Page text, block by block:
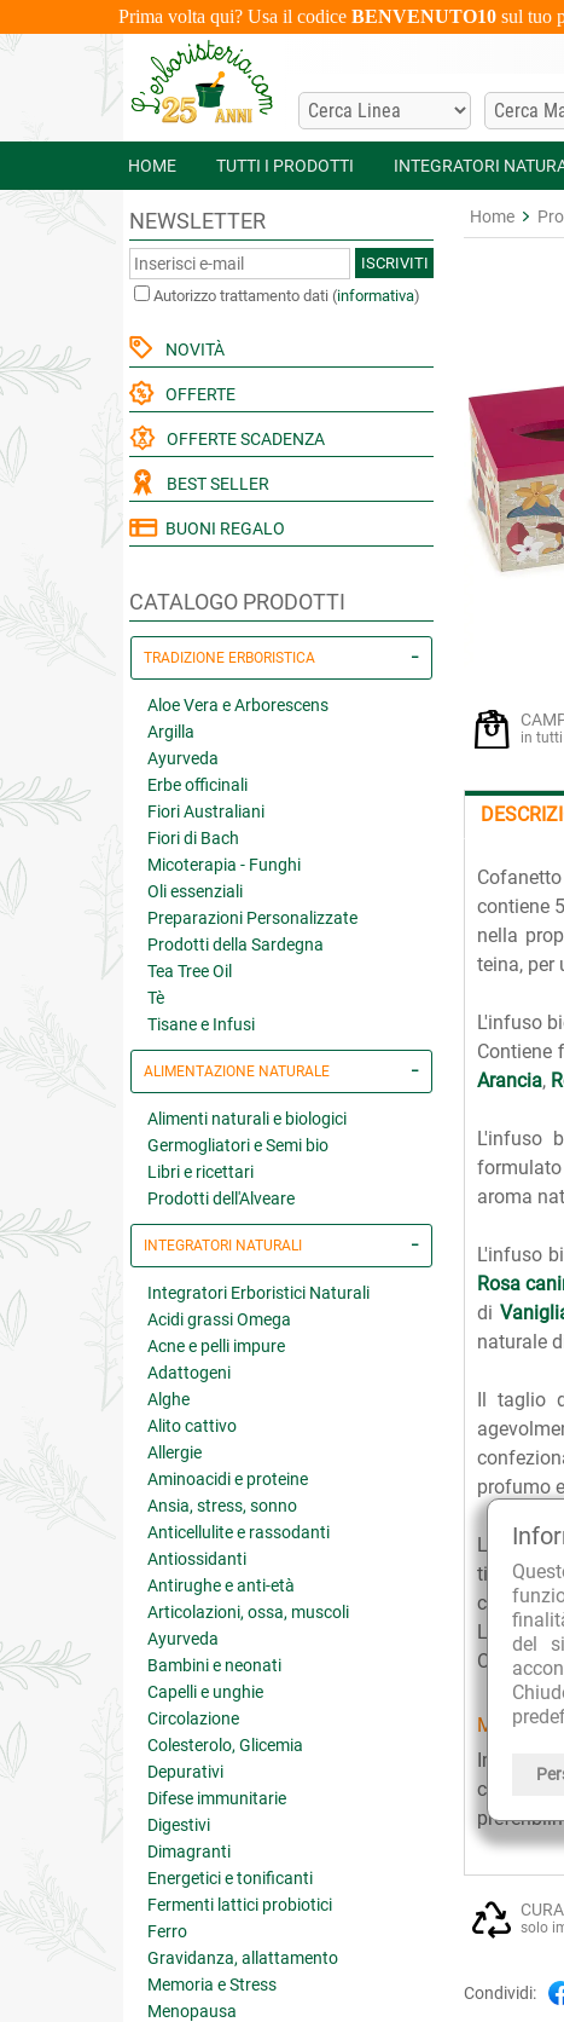
del
Prima volta qui? Usa il codice BENVENUTO10sul tuo
HOME TUTTI I PRODOTTI INTEGRATORI
NEWSLETTER
ISCRIVITI
Autorizzo trattamento dati (informativa)
NOVITÀ
OFFERTE
OFFERTE SCADENZA
BEST SELLER
BUONI REGALO
CATALOGO PRODOTTI
TRADIZIONE ERBORISTICA
Aloe Vera e Arborescens
Argilla
Ayurveda
Erbe officinali
Fiori Australiani
Fiori di Bach
Micoterapia - Funghi
Oli essenziali
Preparazioni Personalizzate
Prodotti della Sardegna
Tea Tree Oil
Tè
Tisane e Infusi
ALIMENTAZIONE NATURALE
Alimenti naturali e biologici
Germogliatori e Semi bio
Libri e ricettari
Prodotti dell'Alveare
INTEGRATORI NATURALI
Integratori Erboristici Naturali
Acidi grassi Omega
Acne e pelli impure
Adattogeni
Alghe
Alito cattivo
Allergie
Aminoacidi e proteine
Ansia, stress, sonno
Anticellulite e rassodanti
Antiossidanti
Antirughe e anti-età
Articolazioni, ossa, muscoli
Ayurveda
Bambini e neonati
Capelli e unghie
Circolazione
Colesterolo, Glicemia
Depurativi
Difese immunitarie
Digestivi
Dimagranti
Energetici e tonificanti
Fermenti lattici probiotici
Ferro
Gravidanza, allattamento
Memoria e Stress
Menopausa
Home
in
contiene
nella
teina, per
L'infuso
Contiene
Arancia,
L'infuso
aroma
L'infuso
Rosa
di
naturale
Il taglio
profumo
La
tisana e
La
Ottimo
solo
Condividi: